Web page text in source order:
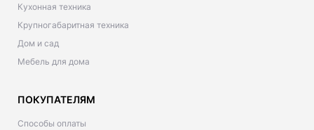
Кухонная техника
Крупногабаритная техника
Дом и сад
Мебель для дома
ПОКУПАТЕЛЯМ
Способы оплаты